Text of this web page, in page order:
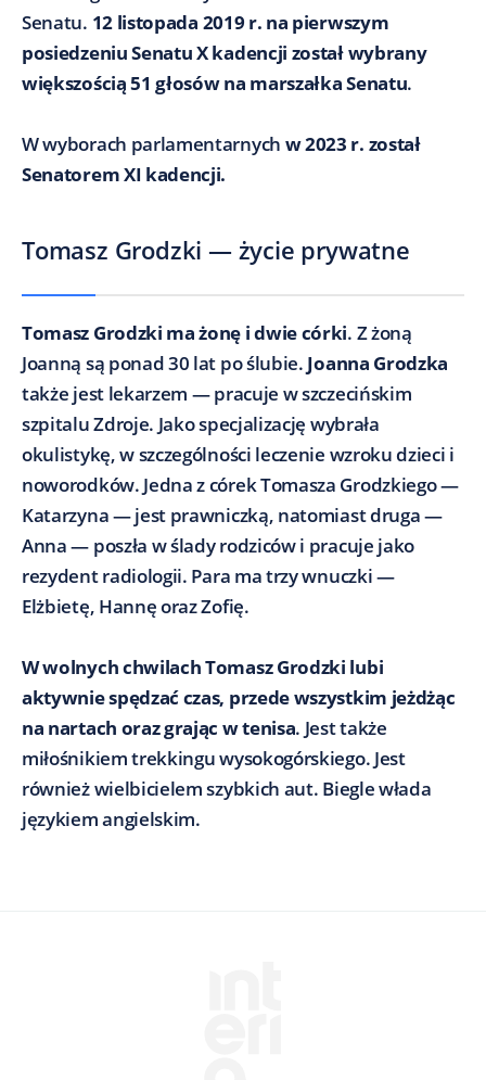
Senatu. 12 listopada 2019 r. na pierwszym
posiedzeniu Senatu X kadencji został wybrany
większością 51 głosów na marszałka Senatu.
W wyborach parlamentarnych w 2023 r. został
Senatorem XI kadencji.
Tomasz Grodzki — życie prywatne
Tomasz Grodzki ma żonę i dwie córki. Z żoną
Joanną są ponad 30 lat po ślubie. Joanna Grodzka
także jest lekarzem — pracuje w szczecińskim
szpitalu Zdroje. Jako specjalizację wybrała
okulistykę, w szczególności leczenie wzroku dzieci i
noworodków. Jedna z córek Tomasza Grodzkiego —
Katarzyna — jest prawniczką, natomiast druga —
Anna — poszła w ślady rodziców i pracuje jako
rezydent radiologii. Para ma trzy wnuczki —
Elżbietę, Hannę oraz Zofię.
W wolnych chwilach Tomasz Grodzki lubi
aktywnie spędzać czas, przede wszystkim jeżdżąc
na nartach oraz grając w tenisa. Jest także
miłośnikiem trekkingu wysokogórskiego. Jest
również wielbicielem szybkich aut. Biegle włada
językiem angielskim.